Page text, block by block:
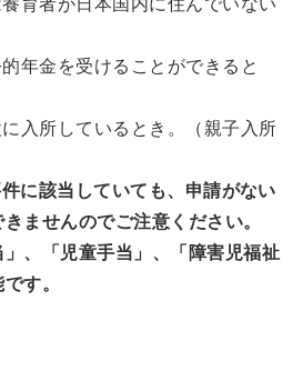
年金を受けることができると
入所しているとき。（親子入所
に該当していても、申請がない
ませんのでご注意ください。
」、「児童手当」、「障害児福祉
す。